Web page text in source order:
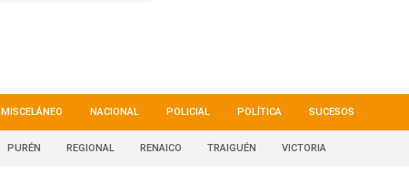
MISCELÁNEO NACIONAL POLICIAL POLÍTICA SUCESOS
PURÉN REGIONAL RENAICO TRAIGUÉN VICTORIA